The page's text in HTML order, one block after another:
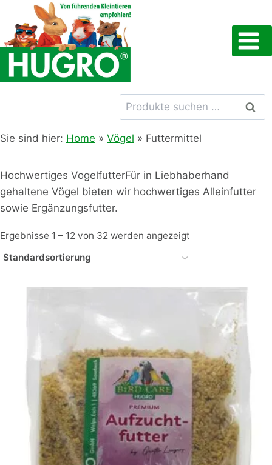
Inhalt
springen
Suchen
nach:
Sie sind hier: Home » Vögel » Futtermittel
Hochwertiges VogelfutterFür in Liebhaberhand
gehaltene Vögel bieten wir hochwertiges Alleinfutter
sowie Ergänzungsfutter.
Ergebnisse 1 – 12 von 32 werden angezeigt